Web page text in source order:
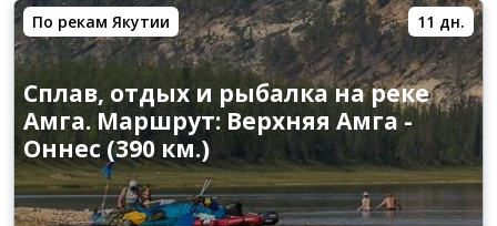
По рекам Якутии 11 дн.
Сплав, отдых и рыбалка на реке
Амга. Маршрут: Верхняя Амга -
Оннес (390 км.)